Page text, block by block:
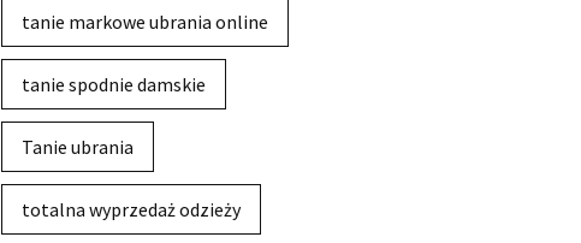
tanie markowe ubrania online
tanie spodnie damskie
Tanie ubrania
totalna wyprzedaż odzieży